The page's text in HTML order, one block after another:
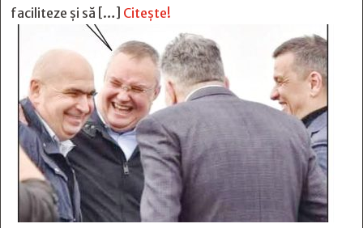
faciliteze și să […] Citește!